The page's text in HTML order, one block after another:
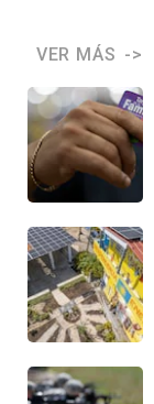
VER MÁS